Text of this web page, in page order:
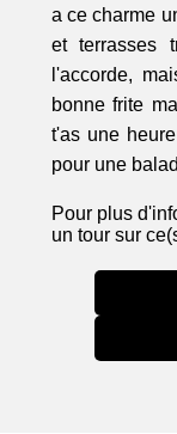
a ce charme
et terrasses
l'accorde,
bonne frite
t'as une
pour une
Pour plus
un tour sur